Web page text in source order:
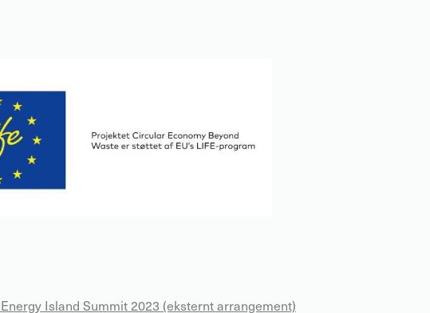
Island Summit 2023 (eksternt arrangement)